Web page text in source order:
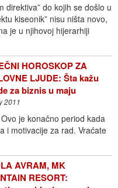
direktiva” do kojih se došlo u
kiseonik” nisu ništa novo,
je u njihovoj hijerarhiji
HOROSKOP ZA
LJUDE: Šta kažu
za biznis u maju
2011
je konačno period kada
i motivacije za rad. Vraćate
AVRAM, MK
RESORT: